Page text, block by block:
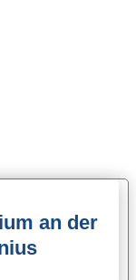
an der